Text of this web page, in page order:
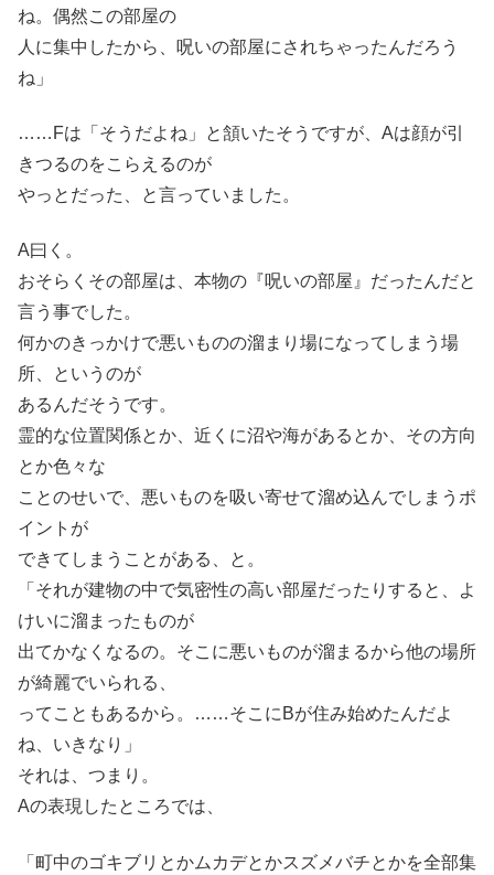
ね。偶然この部屋の
人に集中したから、呪いの部屋にされちゃったんだろう
ね」
……Fは「そうだよね」と頷いたそうですが、Aは顔が引
きつるのをこらえるのが
やっとだった、と言っていました。
A曰く。
おそらくその部屋は、本物の『呪いの部屋』だったんだと
言う事でした。
何かのきっかけで悪いものの溜まり場になってしまう場
所、というのが
あるんだそうです。
霊的な位置関係とか、近くに沼や海があるとか、その方向
とか色々な
ことのせいで、悪いものを吸い寄せて溜め込んでしまうポ
イントが
できてしまうことがある、と。
「それが建物の中で気密性の高い部屋だったりすると、よ
けいに溜まったものが
出てかなくなるの。そこに悪いものが溜まるから他の場所
が綺麗でいられる、
ってこともあるから。……そこにBが住み始めたんだよ
ね、いきなり」
それは、つまり。
Aの表現したところでは、
「町中のゴキブリとかムカデとかスズメバチとかを全部集